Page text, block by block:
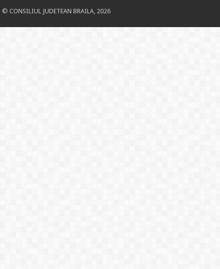
© CONSILIUL JUDETEAN BRAILA, 2026